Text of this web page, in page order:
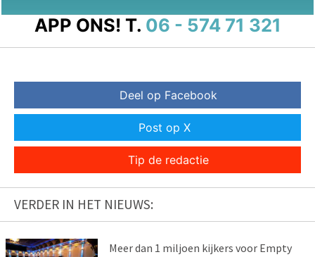
APP ONS! T. 06 - 574 71 321
Deel op Facebook
Post op X
Tip de redactie
VERDER IN HET NIEUWS:
Meer dan 1 miljoen kijkers voor Empty